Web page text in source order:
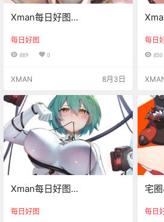
Xman每日好图
每日好图
889 0
XMAN 8月3日
每日
850
Xman每日好图
每日好图
宅
每日